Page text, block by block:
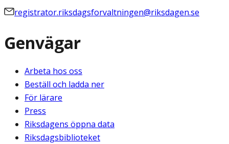
registrator.riksdagsforvaltningen@riksdagen.se
Genvägar
Arbeta hos oss
Beställ och ladda ner
För lärare
Press
Riksdagens öppna data
Riksdagsbiblioteket